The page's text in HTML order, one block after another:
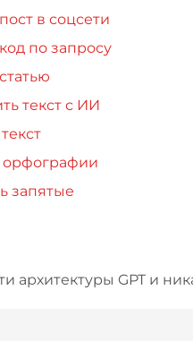
в соцсети
по запросу
текст с ИИ
орфографии
запятые
архитектуры GPT и